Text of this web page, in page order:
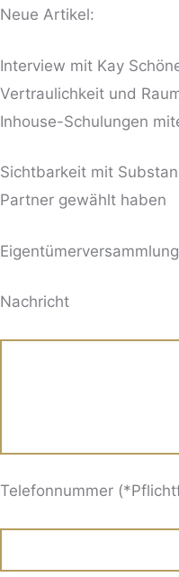
Neue Artikel:
Interview mit Kay
Vertraulichkeit und
Inhouse-Schulungen
Sichtbarkeit mit
Partner gewählt haben
BITTE LASSE DIESES FELD LEER.
Nachricht
Telefonnummer